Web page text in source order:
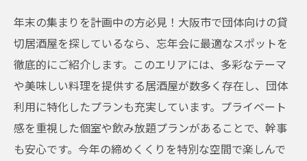
年末の集まりを計画中の方必見！大阪市で団体向けの貸
切居酒屋を探しているなら、忘年会に最適なスポットを
徹底的にご紹介します。このエリアには、多彩なテーマ
や美味しい料理を提供する居酒屋が数多く存在し、団体
利用に特化したプランも充実しています。プライベート
感を重視した個室や飲み放題プランがあることで、幹事
も安心です。今年の締めくくりを特別な空間で楽しんで